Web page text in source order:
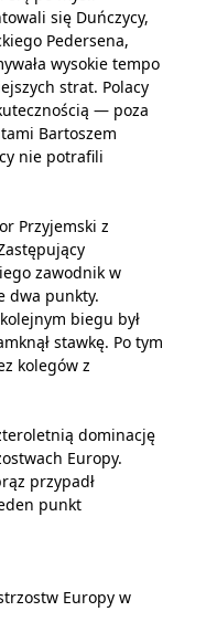
się Duńczycy,
Pedersena,
wysokie tempo
strat. Polacy
— poza
Bartoszem
nie potrafili
Przyjemski z
zawodnik w
dwa punkty.
biegu był
stawkę. Po tym
kolegów z
dominację
Europy.
przypadł
punkt
Europy w